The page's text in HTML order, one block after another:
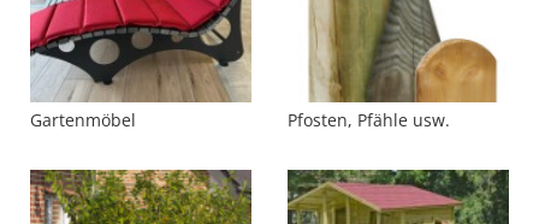
Gartenmöbel Pfosten, Pfähle usw.